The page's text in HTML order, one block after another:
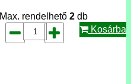
Max. rendelhető 2 db
Kosárba